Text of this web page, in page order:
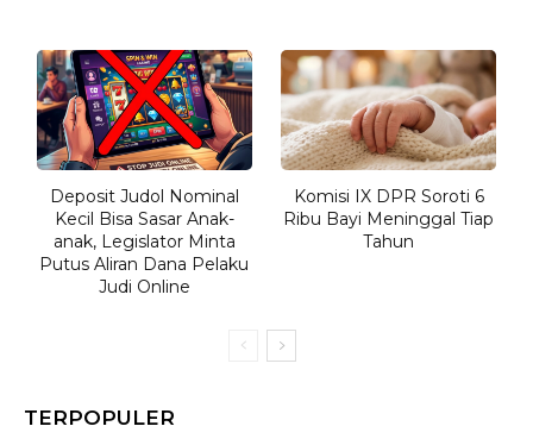
Deposit Judol Nominal
Kecil Bisa Sasar Anak-
anak, Legislator Minta
Putus Aliran Dana Pelaku
Judi Online
Komisi IX DPR Soroti 6
Ribu Bayi Meninggal Tiap
Tahun
TERPOPULER